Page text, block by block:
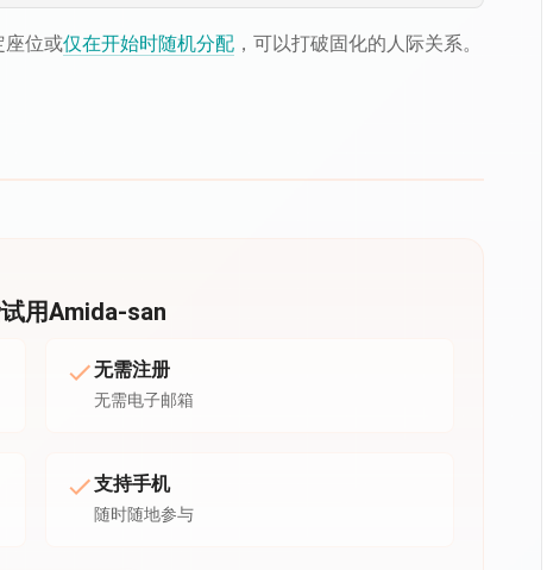
座位或仅在开始时随机分配 ，可以打破固化的人际关系。
用Amida-san
无需注册
无需电子邮箱
支持手机
随时随地参与